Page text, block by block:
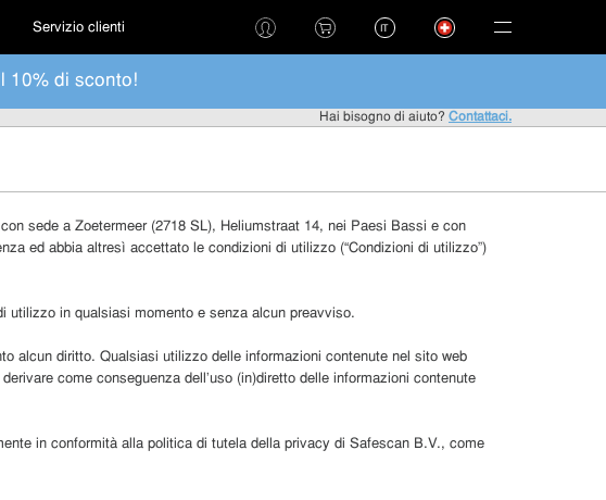
Servizio clienti IT
10% di sconto!
Hai bisogno di aiuto? Contattaci.
sede a Zoetermeer (2718 SL), Heliumstraat 14, nei Paesi Bassi e con
ed abbia altresì accettato le condizioni di utilizzo (“Condizioni di utilizzo”)
utilizzo in qualsiasi momento e senza alcun preavviso.
alcun diritto. Qualsiasi utilizzo delle informazioni contenute nel sito web
come conseguenza dell’uso (in)diretto delle informazioni contenute
in conformità alla politica di tutela della privacy di Safescan B.V., come